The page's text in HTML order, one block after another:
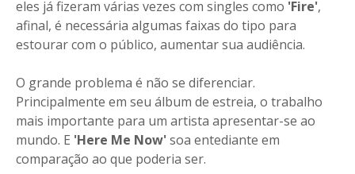
eles já fizeram várias vezes com singles como 'Fire',
afinal, é necessária algumas faixas do tipo para
estourar com o público, aumentar sua audiência.
O grande problema é não se diferenciar.
Principalmente em seu álbum de estreia, o trabalho
mais importante para um artista apresentar-se ao
mundo. E 'Here Me Now'soa entediante em
comparação ao que poderia ser.